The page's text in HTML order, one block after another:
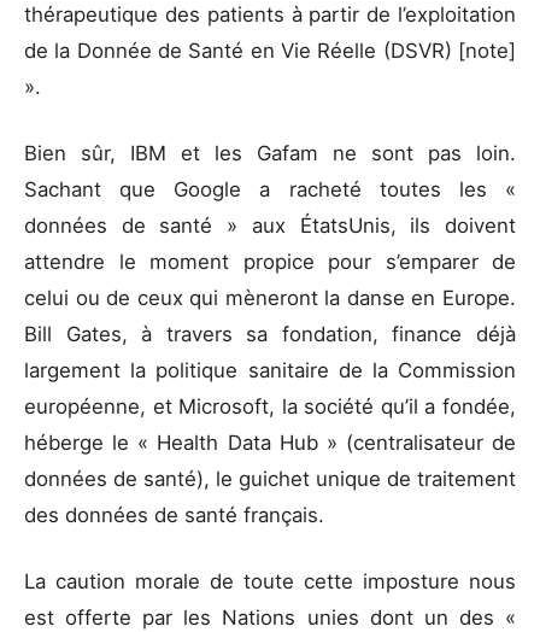
thérapeutique des patients à partir de l’exploitation
de la Donnée de Santé en Vie Réelle (DSVR) [note]
».
Bien sûr, IBM et les Gafam ne sont pas loin.
Sachant que Google a racheté toutes les «
données de santé » aux ÉtatsUnis, ils doivent
attendre le moment propice pour s’emparer de
celui ou de ceux qui mèneront la danse en Europe.
Bill Gates, à travers sa fondation, finance déjà
largement la politique sanitaire de la Commission
européenne, et Microsoft, la société qu’il a fondée,
héberge le « Health Data Hub » (centralisateur de
données de santé), le guichet unique de traitement
des données de santé français.
La caution morale de toute cette imposture nous
est offerte par les Nations unies dont un des «